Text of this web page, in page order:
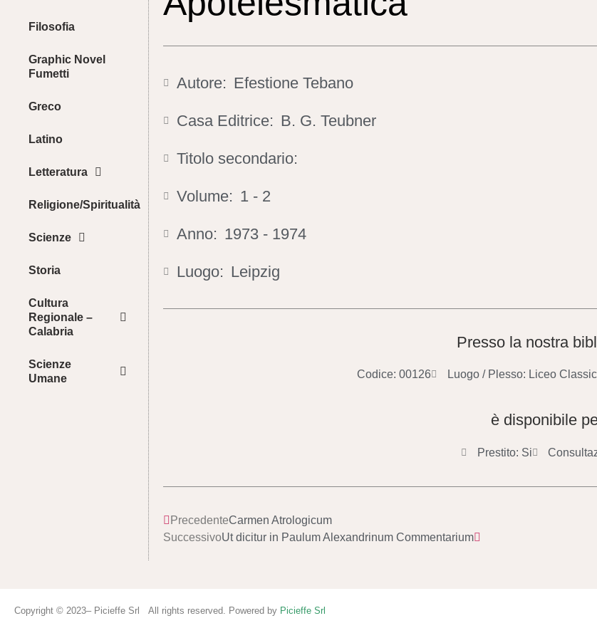
Filosofia
Graphic Novel
Fumetti
Greco
Latino
Letteratura
Religione/Spiritualità
Scienze
Storia
Cultura
Regionale –
Calabria
Scienze
Umane
Autore: Efestione Tebano
Casa Editrice: B. G. Teubner
Titolo secondario:
Volume: 1 - 2
Anno: 1973 - 1974
Luogo: Leipzig
Presso la nostra
Codice: 00126 Luogo / Plesso: Liceo
è disponibile
Prestito: Si
PrecedenteCarmen Atrologicum
SuccessivoUt dicitur in Paulum Alexandrinum Commentarium
Copyright © 2023– Picieffe Srl All rights reserved. Powered by Picieffe Srl